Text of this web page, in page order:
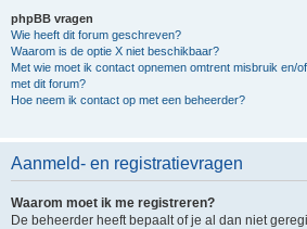
phpBB vragen
Wie heeft dit forum geschreven?
Waarom is de optie X niet beschikbaar?
Met wie moet ik contact opnemen omtrent misbruik en/
met dit forum?
Hoe neem ik contact op met een beheerder?
Aanmeld- en registratievragen
Waarom moet ik me registreren?
De beheerder heeft bepaalt of je al dan niet